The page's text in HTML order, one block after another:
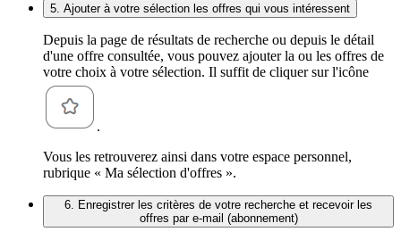
5. Ajouter à votre sélection les offres qui vous intéressent
Depuis la page de résultats de recherche ou depuis le détail
d'une offre consultée, vous pouvez ajouter la ou les offres de
votre choix à votre sélection. Il suffit de cliquer sur l'icône
.
Vous les retrouverez ainsi dans votre espace personnel,
rubrique « Ma sélection d'offres ».
6. Enregistrer les critères de votre recherche et recevoir les
offres par e-mail (abonnement)